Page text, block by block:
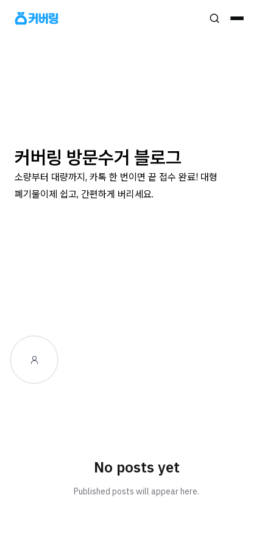
커버링 방문수거 블로그
소량부터 대량까지, 카톡 한 번이면 끝 접수 완료! 대형
폐기물이제 쉽고, 간편하게 버리세요.
No posts yet
Published posts will appear here.